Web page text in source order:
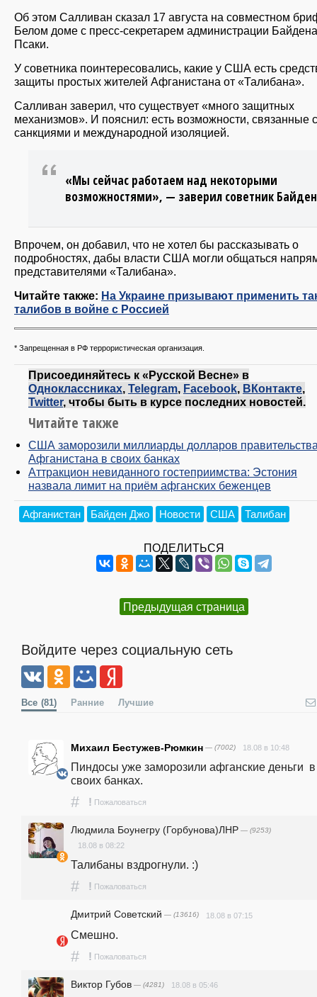
Об этом Салливан сказал 17 августа на совместном
Белом доме с пресс-секретарем администрации
Псаки.
У советника поинтересовались, какие у США есть
защиты простых жителей Афганистана от «Талибана».
Салливан заверил, что существует «много защитных
механизмов». И пояснил: есть возможности, связанные с
санкциями и международной изоляцией.
«Мы сейчас работаем над некоторыми
возможностями», — заверил советник
Впрочем, он добавил, что не хотел бы рассказывать о
подробностях, дабы власти США могли общаться
представителями «Талибана».
Читайте также: На Украине призывают применить
талибов в войне с Россией
* Запрещенная в РФ террористическая организация.
Присоединяйтесь к «Русской Весне» в
Одноклассниках, Telegram, Facebook, ВКонтакте,
Twitter, чтобы быть в курсе последних новостей.
Читайте также
США заморозили миллиарды долларов
Афганистана в своих банках
Аттракцион невиданного гостеприимства: Эстония
назвала лимит на приём афганских беженцев
Афганистан Байден Джо Новости США Талибан
ПОДЕЛИТЬСЯ
Предыдущая страница
Войдите через социальную сеть
Все (81) Ранние Лучшие
Михаил Бестужев-Рюмкин — (7002) 18.08 в 10:48
Пиндосы уже заморозили афганские деньги  в
своих банках.
# ! Пожаловаться
Людмила Боунегру (Горбунова)ЛНР — (9253)
18.08 в 08:22
Талибаны вздрогнули. :)
# ! Пожаловаться
Дмитрий Советский — (13616) 18.08 в 07:15
Смешно.
# ! Пожаловаться
Виктор Губов — (4281) 18.08 в 05:46